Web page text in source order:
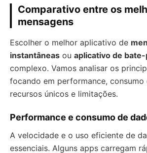
Comparativo entre os
mensagens
Escolher o melhor aplicativo de
instantâneas ou aplicativo de
complexo. Vamos analisar os
focando em performance, consumo
recursos únicos e limitações.
Performance e consumo de
A velocidade e o uso eficiente de
essenciais. Alguns apps carregam